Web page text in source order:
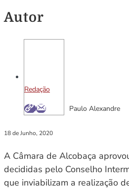
Autor
Redação
Paulo Alexandre
18 de Junho, 2020
A Câmara de Alcobaça
decididas pelo Conselho
que inviabilizam a realização